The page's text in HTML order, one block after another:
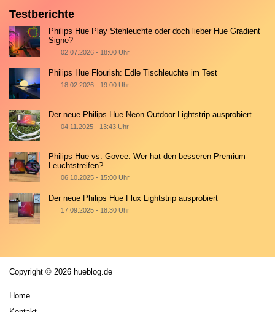
Testberichte
Philips Hue Play Stehleuchte oder doch lieber Hue Gradient
Signe?
02.07.2026 - 18:00 Uhr
Philips Hue Flourish: Edle Tischleuchte im Test
18.02.2026 - 19:00 Uhr
Der neue Philips Hue Neon Outdoor Lightstrip ausprobiert
04.11.2025 - 13:43 Uhr
Philips Hue vs. Govee: Wer hat den besseren Premium-
Leuchtstreifen?
06.10.2025 - 15:00 Uhr
Der neue Philips Hue Flux Lightstrip ausprobiert
17.09.2025 - 18:30 Uhr
Copyright © 2026 hueblog.de
Home